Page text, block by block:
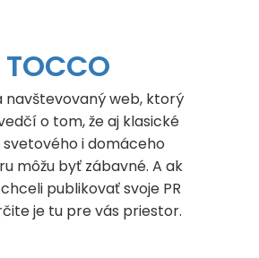
TOCCO
navštevovaný web, ktorý
o tom, že aj klasické
i domáceho
môžu byť zábavné. A ak
publikovať svoje PR
je tu pre vás priestor.